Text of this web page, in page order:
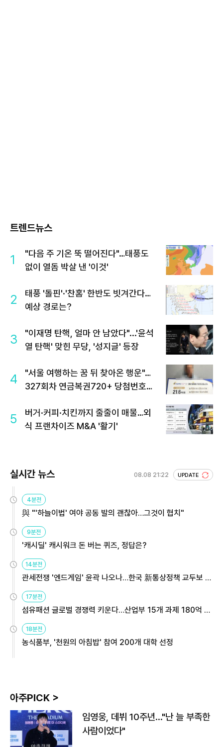
트렌드뉴스
1
"다음 주 기온 뚝 떨어진다"…태풍도
없이 열돔 박살 낸 '이것'
2
태풍 '돌핀'·'찬홈' 한반도 빗겨간다…
예상 경로는?
3
"이재명 탄핵, 얼마 안 남았다"...'윤석
열 탄핵' 맞힌 무당, '성지글' 등장
4
"서울 여행하는 꿈 뒤 찾아온 행운"…
327회차 연금복권720+ 당첨번호조
5
버거·커피·치킨까지 줄줄이 매물…외
식 프랜차이즈 M&A '활기'
실시간 뉴스 08.08 21:22 UPDATE
4분전
與 "'하늘이법' 여야 공동 발의 괜찮아…그것이 협치"
9분전
'캐시딜' 캐시워크 돈 버는 퀴즈, 정답은?
14분전
관세전쟁 '엔드게임' 윤곽 나오나…한국 新통상정책 교두보 활
용해야
17분전
섬유패션 글로벌 경쟁력 키운다…산업부 15개 과제 180억 지
원
18분전
농식품부, '천원의 아침밥' 참여 200개 대학 선정
아주PICK >
임영웅, 데뷔 10주년…"난 늘 부족한
사람이었다"